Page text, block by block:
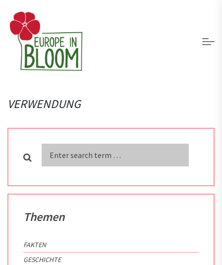
VERWENDUNG
search
term
Themen
FAKTEN
GESCHICHTE